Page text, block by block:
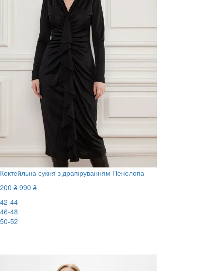
Коктейльна сукня з драпіруванням Пенелопа
200 ₴ 990 ₴
42-44
46-48
50-52